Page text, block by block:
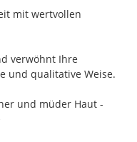
mit wertvollen
verwöhnt Ihre
und qualitative Weise.
und müder Haut -